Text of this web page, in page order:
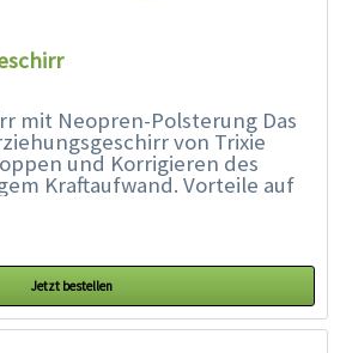
mit Neopren-Polsterung Das
von Trixie
und Korrigieren des
Kraftaufwand. Vorteile auf
den Hund am Ziehen...
Jetzt bestellen